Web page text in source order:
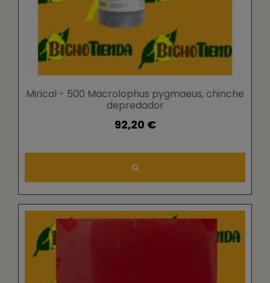
Mirical - 500 Macrolophus pygmaeus, chinche
depredador
92,20 €